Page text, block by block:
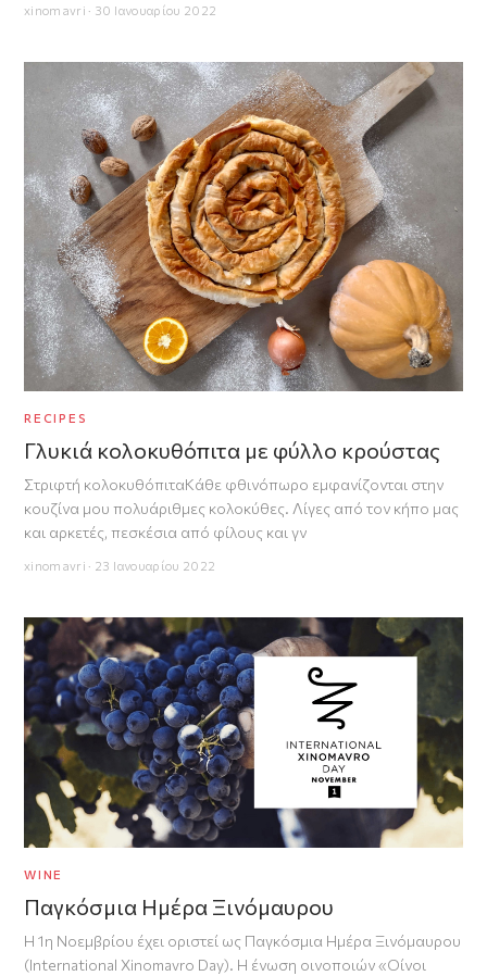
xinomavri · 30 Ιανουαρίου 2022
RECIPES
Γλυκιά κολοκυθόπιτα με φύλλο κρούστας
Στριφτή κολοκυθόπιταΚάθε φθινόπωρο εμφανίζονται στην
κουζίνα μου πολυάριθμες κολοκύθες. Λίγες από τον κήπο μας
και αρκετές, πεσκέσια από φίλους και γν
xinomavri · 23 Ιανουαρίου 2022
WINE
Παγκόσμια Ημέρα Ξινόμαυρου
Η 1η Νοεμβρίου έχει οριστεί ως Παγκόσμια Ημέρα Ξινόμαυρου
(International Xinomavro Day). Η ένωση οινοποιών «Οίνοι